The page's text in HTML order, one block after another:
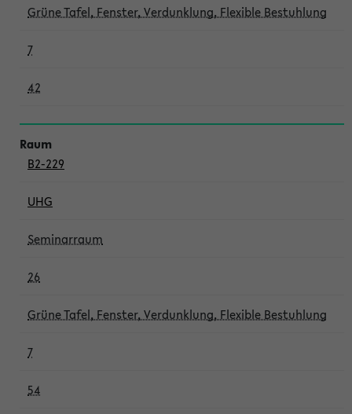
Grüne Tafel, Fenster, Verdunklung, Flexible Bestuhlung
7
42
B2-229
UHG
Seminarraum
26
Grüne Tafel, Fenster, Verdunklung, Flexible Bestuhlung
7
54